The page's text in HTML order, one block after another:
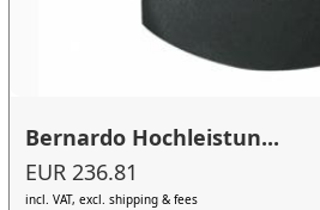
Bernardo Hochleistun...
EUR 236.81
incl. VAT, excl. shipping & fees